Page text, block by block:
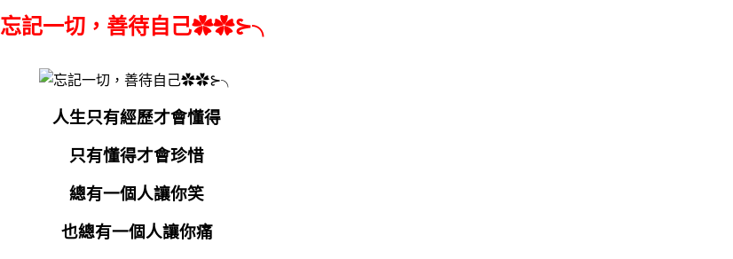
忘記一切，善待自己✿✿⊱╮
人生只有經歷才會懂得
只有懂得才會珍惜
總有一個人讓你笑
也總有一個人讓你痛